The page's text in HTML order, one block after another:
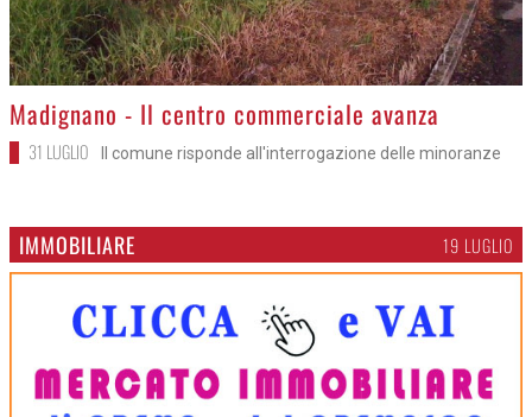
>Madignano - Il centro commerciale avanza
31 LUGLIO Il comune risponde all'interrogazione delle minoranze
IMMOBILIARE 19 LUGLIO